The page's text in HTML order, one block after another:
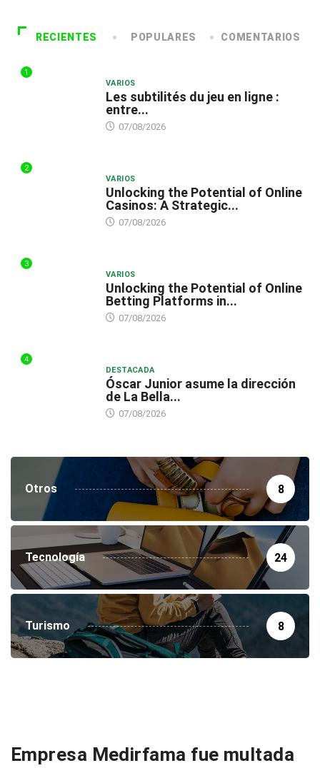
RECIENTES POPULARES COMENTARIOS
1
VARIOS
Les subtilités du jeu en ligne :
entre...
07/08/2026
2
VARIOS
Unlocking the Potential of Online
Casinos: A Strategic...
07/08/2026
3
VARIOS
Unlocking the Potential of Online
Betting Platforms in...
07/08/2026
4
DESTACADA
Óscar Junior asume la dirección
de La Bella...
07/08/2026
Otros 8
Tecnología 24
Turismo 8
Empresa Medirfama fue multada